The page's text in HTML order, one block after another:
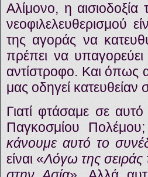
Αλίμονο, η
νεοφιλελευθερισμού
της αγοράς να
πρέπει να
αντίστροφο. Και όπως
μας οδηγεί κατευθείαν
Γιατί φτάσαμε σε
Παγκοσμίου
κάνουμε αυτό το
είναι «Λόγω της σειράς